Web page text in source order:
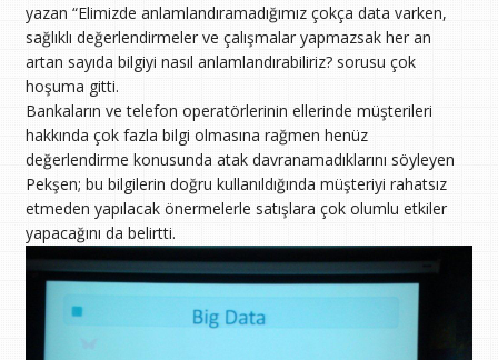
yazan “Elimizde anlamlandıramadığımız çokça data varken,
sağlıklı değerlendirmeler ve çalışmalar yapmazsak her an
artan sayıda bilgiyi nasıl anlamlandırabiliriz? sorusu çok
hoşuma gitti.
Bankaların ve telefon operatörlerinin ellerinde müşterileri
hakkında çok fazla bilgi olmasına rağmen henüz
değerlendirme konusunda atak davranamadıklarını söyleyen
Pekşen; bu bilgilerin doğru kullanıldığında müşteriyi rahatsız
etmeden yapılacak önermelerle satışlara çok olumlu etkiler
yapacağını da belirtti.